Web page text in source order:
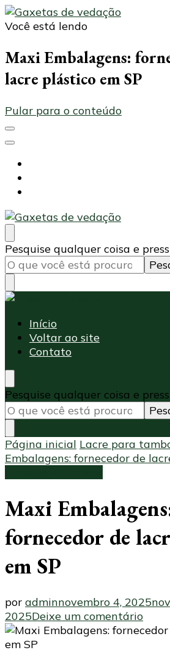
Você está lendo
Maxi Embalagens:
lacre plástico em SP
Pular para o conteúdo
Maxi Embalagens
Blog Maxi Embalagens
Procurando
algo?
Pesquise qualquer coisa e
Maxi Embalagens
Blog Maxi Embalagens
Início
Voltar ao site
Contato
Procurando
algo?
Pesquise qualquer coisa e
Página inicial Lacre para
Embalagens: fornecedor de
Maxi
fornecedor de
em SP
por adminnovembro 4, 2025
2025Deixe um comentárioem
Maxi